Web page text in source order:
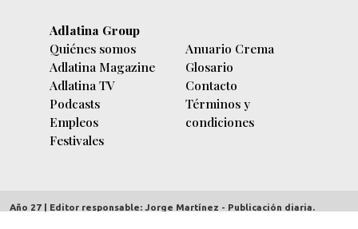
Adlatina Group
Quiénes somos
Adlatina Magazine
Adlatina TV
Podcasts
Empleos
Festivales
Anuario Crema
Glosario
Contacto
Términos y
condiciones
Año 27 | Editor responsable: Jorge Martínez - Publicación diaria.